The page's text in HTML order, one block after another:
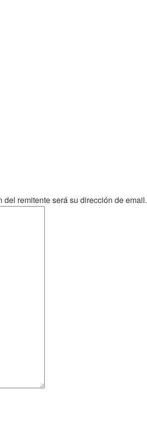
remitente será su dirección de email.